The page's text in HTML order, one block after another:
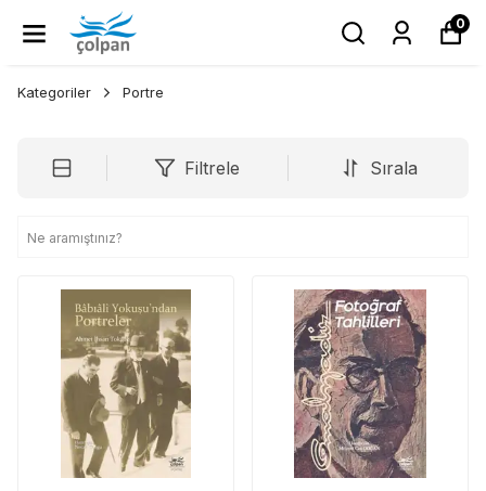
0
Kategoriler Portre
Filtrele Sırala